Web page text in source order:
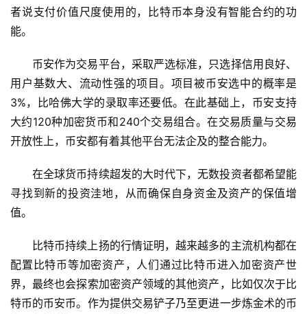
者说支付价值尺度使用的，比特币本身没有智能合约的功
能。
币安作为交易平台，采取严选标准，只选择信用良好、
用户基数大、流动性强的项目。项目被币安选中的概率是
3%，比哈佛大学的录取率还要低。在此基础上，币安支持
大约120种加密货币和240个交易组合。在交易质量与交易
开放性上，币安都有着其他平台无法企及的整合能力。
在全球货币持续超发的大时代下，无数投资者都希望能
寻找到新的投资洼地，从而确保自身资金及资产的保值增
值。
比特币持续上扬的行情证明，越来越多的主流机构都在
配置比特币等加密资产，人们通过比特币进入加密资产世
界，最终也会探索加密资产领域的其他资产，比如仅次于比
特币的币安币。作为提供交易铲子乃至更进一步炼金术的币